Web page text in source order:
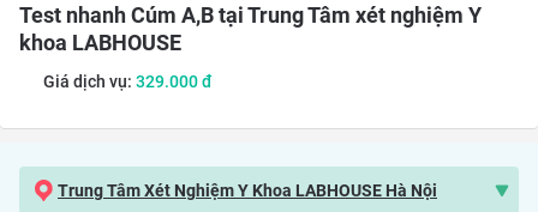
Test nhanh Cúm A,B tại Trung Tâm xét nghiệm Y
khoa LABHOUSE
Giá dịch vụ: 329.000đ
Trung Tâm Xét Nghiệm Y Khoa LABHOUSE Hà Nội